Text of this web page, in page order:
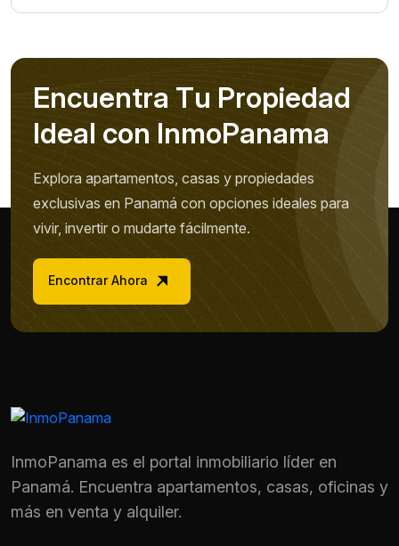
Encuentra Tu Propiedad
Ideal con InmoPanama
Explora apartamentos, casas y propiedades
exclusivas en Panamá con opciones ideales para
vivir, invertir o mudarte fácilmente.
Encontrar Ahora
InmoPanama es el portal inmobiliario líder en
Panamá. Encuentra apartamentos, casas, oficinas y
más en venta y alquiler.